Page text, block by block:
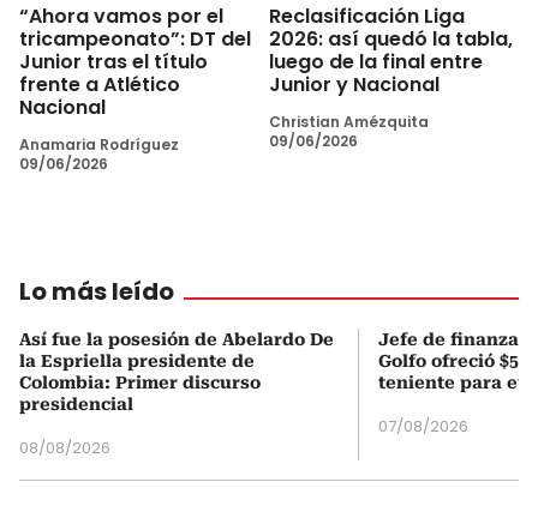
“Ahora vamos por el
tricampeonato”: DT del
Junior tras el título
frente a Atlético
Nacional
Anamaria Rodríguez
09/06/2026
Reclasificación Liga
2026: así quedó la tabla,
luego de la final entre
Junior y Nacional
Christian Amézquita
09/06/2026
Lo más leído
Así fue la posesión de Abelardo De
la Espriella presidente de
Colombia: Primer discurso
presidencial
08/08/2026
Jefe de finanzas
Golfo ofreció
teniente para
07/08/2026